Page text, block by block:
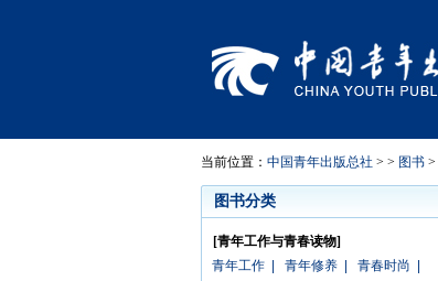
当前位置： 中国青年出版总社 > > 图书 >
图书分类
[青年工作与青春读物]
青年工作
青年修养 青春时尚